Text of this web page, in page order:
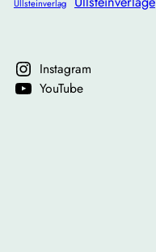
Ullsteinverlag
Instagram
YouTube